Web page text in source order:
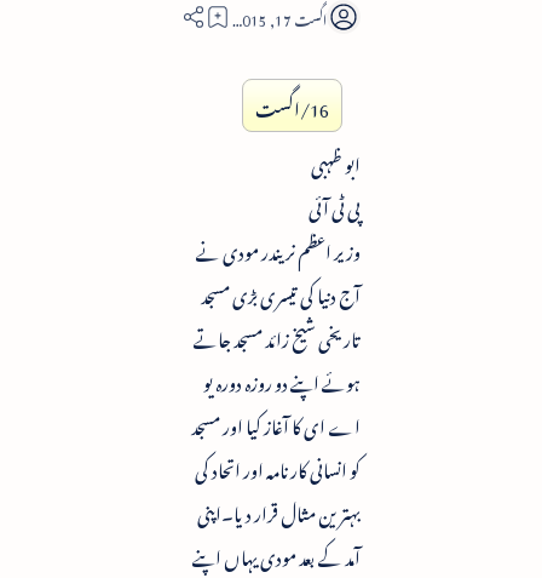
5
16/اگست
ابو ظہبی
پی ٹی آئی
وزیر اعظم نریندر مودی نے
آج دنیا کی تیسری بڑی مسجد
تاریخی شیخ زائد مسجد جاتے
ہوئے اپنے دو روزہ دورہ یو
اے ای کا آغاز کیا اور مسجد
کو انسانی کارنامہ اور اتحاد کی
بہترین مثال قرار دیا۔اپنی
آمد کے بعد مودی یہاں اپنے